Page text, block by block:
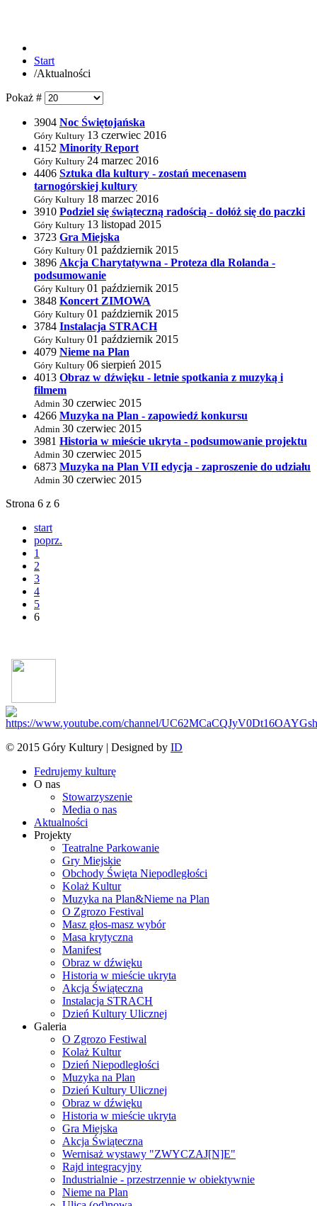
Start
/Aktualności
Pokaż #
3904 Noc Świętojańska
Góry Kultury 13 czerwiec 2016
4152 Minority Report
Góry Kultury 24 marzec 2016
4406 Sztuka dla kultury - zostań mecenasem
tarnogórskiej kultury
Góry Kultury 18 marzec 2016
3910 Podziel się świąteczną radością - dołóż się do paczki
Góry Kultury 13 listopad 2015
3723 Gra Miejska
Góry Kultury 01 październik 2015
3896 Akcja Charytatywna - Proteza dla Rolanda -
podsumowanie
Góry Kultury 01 październik 2015
3848 Koncert ZIMOWA
Góry Kultury 01 październik 2015
3784 Instalacja STRACH
Góry Kultury 01 październik 2015
4079 Nieme na Plan
Góry Kultury 06 sierpień 2015
4013 Obraz w dźwięku - letnie spotkania z muzyką i
filmem
Admin 30 czerwiec 2015
4266 Muzyka na Plan - zapowiedź konkursu
Admin 30 czerwiec 2015
3981 Historia w mieście ukryta - podsumowanie projektu
Admin 30 czerwiec 2015
6873 Muzyka na Plan VII edycja - zaproszenie do udziału
Admin 30 czerwiec 2015
Strona 6 z 6
start
poprz.
1
2
3
4
5
6
© 2015 Góry Kultury | Designed by ID
Fedrujemy kulturę
O nas
Stowarzyszenie
Media o nas
Aktualności
Projekty
Teatralne Parkowanie
Gry Miejskie
Obchody Święta Niepodległości
Kolaż Kultur
Muzyka na Plan&Nieme na Plan
O Zgrozo Festival
Masz głos-masz wybór
Masa krytyczna
Manifest
Obraz w dźwięku
Historia w mieście ukryta
Akcja Świąteczna
Instalacja STRACH
Dzień Kultury Ulicznej
Galeria
O Zgrozo Festiwal
Kolaż Kultur
Dzień Niepodległości
Muzyka na Plan
Dzień Kultury Ulicznej
Obraz w dźwięku
Historia w mieście ukryta
Gra Miejska
Akcja Świąteczna
Wernisaż wystawy "ZWYCZAJ[N]E"
Rajd integracyjny
Industrialnie - przestrzennie w obiektywnie
Nieme na Plan